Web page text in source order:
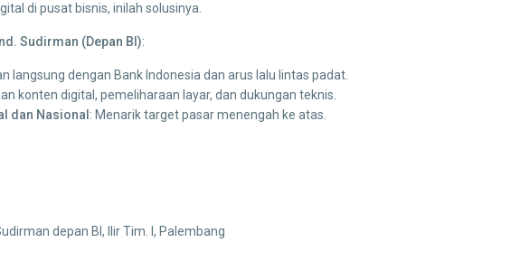
di pusat bisnis, inilah solusinya.
Sudirman (Depan BI):
langsung dengan Bank Indonesia dan arus lalu lintas padat.
konten digital, pemeliharaan layar, dan dukungan teknis.
dan Nasional : Menarik target pasar menengah ke atas.
depan BI, Ilir Tim. I, Palembang